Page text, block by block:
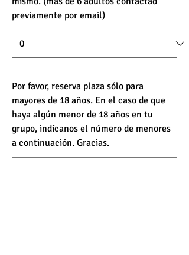
previamente por email)
Por favor, reserva plaza sólo para
mayores de 18 años. En el caso de que
haya algún menor de 18 años en tu
grupo, indícanos el número de menores
a continuación. Gracias.